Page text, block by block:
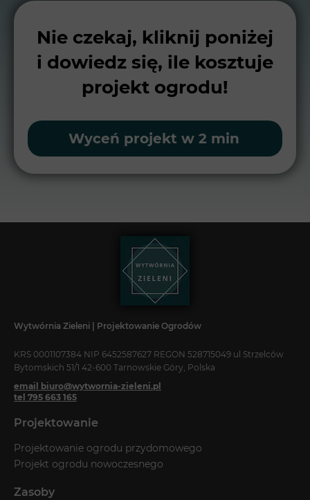
Nie czekaj, kliknij poniżej
i dowiedz się, ile kosztuje
projekt ogrodu!
Wyceń projekt w 2 min
Wytwórnia Zieleni | Projektowanie Ogrodów
KRS 0001107384 NIP 6452587627 REGON 528715049 ul Strzelców
Bytomskich 51/1 42-600 Tarnowskie Góry, Polska
email biuro@wytwornia-zieleni.pl
tel 795 663 165
Projektowanie
Projektowanie ogrodu przydomowego
Projekt ogrodu nowoczesnego
Zasoby